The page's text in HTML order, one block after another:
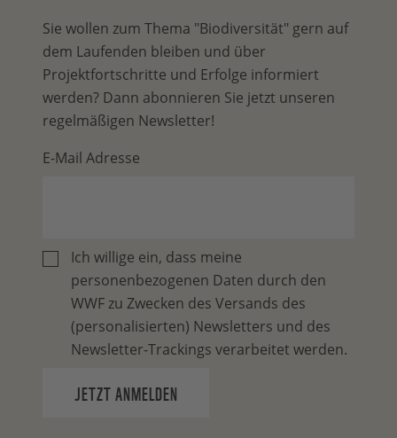
Sie wollen zum Thema "Biodiversität" gern auf
dem Laufenden bleiben und über
Projektfortschritte und Erfolge informiert
werden? Dann abonnieren Sie jetzt unseren
regelmäßigen Newsletter!
E-Mail Adresse
Ich willige ein, dass meine
personenbezogenen Daten durch den
WWF zu Zwecken des Versands des
(personalisierten) Newsletters und des
Newsletter-Trackings verarbeitet werden.
JETZT ANMELDEN